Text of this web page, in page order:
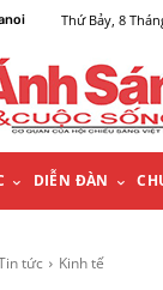
Thứ Bảy, 8
DIỄN ĐÀN
tức Kinh tế